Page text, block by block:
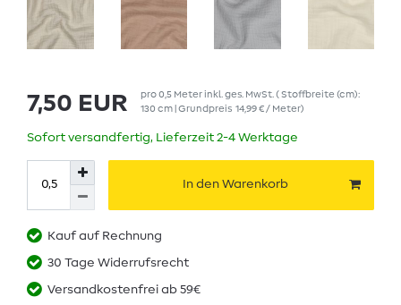
7,50 EUR pro0,5 Meterinkl. ges. MwSt. ( Stoffbreite (cm):
130 cm | Grundpreis 14,99 € / Meter)
Sofort versandfertig, Lieferzeit 2-4 Werktage
In den Warenkorb
Kauf auf Rechnung
30 Tage Widerrufsrecht
Versandkostenfrei ab 59€